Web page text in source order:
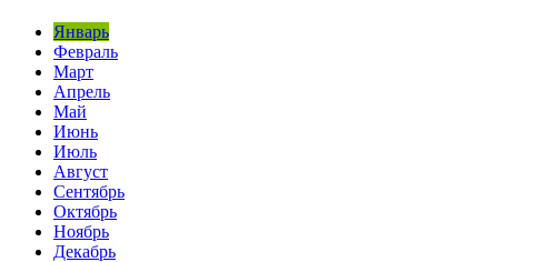
Январь
Февраль
Март
Апрель
Май
Июнь
Июль
Август
Сентябрь
Октябрь
Ноябрь
Декабрь